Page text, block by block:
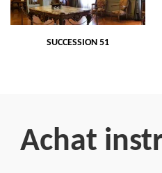
SUCCESSION 51
Achat